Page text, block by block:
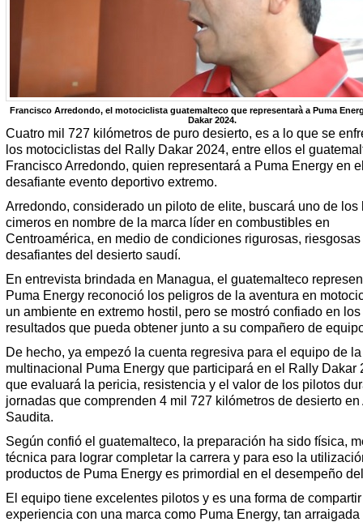
Francisco Arredondo, el motociclista guatemalteco que representarà a Puma
Dakar 2024.
Cuatro mil 727 kilómetros de puro desierto, es a lo que se
los motociclistas del Rally Dakar 2024, entre ellos el
Francisco Arredondo, quien representará a Puma Energy en
desafiante evento deportivo extremo.
Arredondo, considerado un piloto de elite, buscará uno de los
cimeros en nombre de la marca líder en combustibles en
Centroamérica, en medio de condiciones rigurosas, riesgosas
desafiantes del desierto saudí.
En entrevista brindada en Managua, el guatemalteco
Puma Energy reconoció los peligros de la aventura en
un ambiente en extremo hostil, pero se mostró confiado en los
resultados que pueda obtener junto a su compañero de
De hecho, ya empezó la cuenta regresiva para el equipo de la
multinacional Puma Energy que participará en el Rally Dakar
que evaluará la pericia, resistencia y el valor de los pilotos
jornadas que comprenden 4 mil 727 kilómetros de desierto en
Saudita.
Según confió el guatemalteco, la preparación ha sido física,
técnica para lograr completar la carrera y para eso la
productos de Puma Energy es primordial en el desempeño
El equipo tiene excelentes pilotos y es una forma de
experiencia con una marca como Puma Energy, tan arraigada